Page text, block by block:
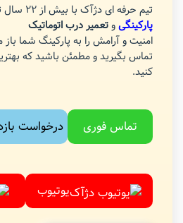
تیم حرفه ای دژآک با بیش از 22 سال تجربه در
پارکینگیوتعمیر درب اتوماتیک
امنیت و آرامش را به پارکینگ شما
تماس بگیرید و مطمئن باشید که
کنید.
تماس فوری درخواست
یوتیوب